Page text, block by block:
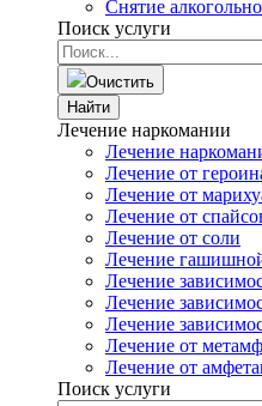
Снятие
Поиск услуги
Очистить
Найти
Лечение наркомании
Лечение
Лечение от
Лечение от
Лечение от
Лечение от соли
Лечение
Лечение
Лечение
Лечение
Лечение от
Лечение от
Поиск услуги